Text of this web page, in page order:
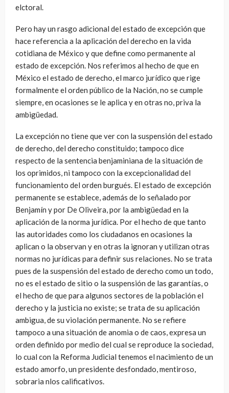
elctoral.
Pero hay un rasgo adicional del estado de excepción que
hace referencia a la aplicación del derecho en la vida
cotidiana de México y que define como permanente al
estado de excepción. Nos referimos al hecho de que en
México el estado de derecho, el marco jurídico que rige
formalmente el orden público de la Nación, no se cumple
siempre, en ocasiones se le aplica y en otras no, priva la
ambigüedad.
La excepción no tiene que ver con la suspensión del estado
de derecho, del derecho constituido; tampoco dice
respecto de la sentencia benjaminiana de la situación de
los oprimidos, ni tampoco con la excepcionalidad del
funcionamiento del orden burgués. El estado de excepción
permanente se establece, además de lo señalado por
Benjamín y por De Oliveira, por la ambigüedad en la
aplicación de la norma jurídica. Por el hecho de que tanto
las autoridades como los ciudadanos en ocasiones la
aplican o la observan y en otras la ignoran y utilizan otras
normas no jurídicas para definir sus relaciones. No se trata
pues de la suspensión del estado de derecho como un todo,
no es el estado de sitio o la suspensión de las garantías, o
el hecho de que para algunos sectores de la población el
derecho y la justicia no existe; se trata de su aplicación
ambigua, de su violación permanente. No se refiere
tampoco a una situación de anomia o de caos, expresa un
orden definido por medio del cual se reproduce la sociedad,
lo cual con la Reforma Judicial tenemos el nacimiento de un
estado amorfo, un presidente desfondado, mentiroso,
sobraria nlos calificativos.